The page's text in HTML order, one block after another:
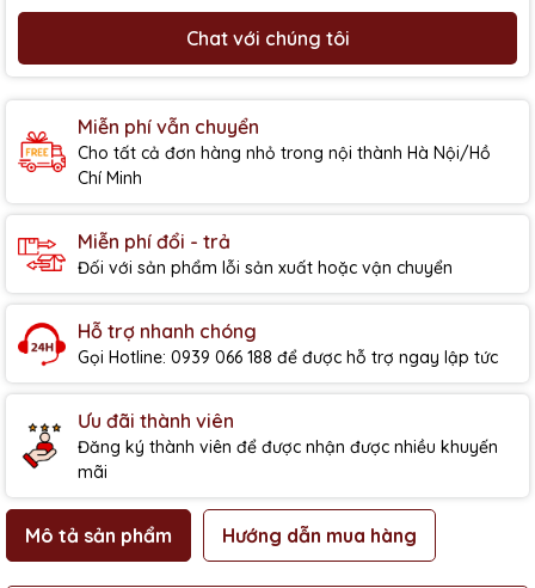
Chat với chúng tôi
Miễn phí vẫn chuyển
Cho tất cả đơn hàng nhỏ trong nội thành Hà Nội/Hồ
Chí Minh
Miễn phí đổi - trả
Đối với sản phẩm lỗi sản xuất hoặc vận chuyển
Hỗ trợ nhanh chóng
Gọi Hotline: 0939 066 188 để được hỗ trợ ngay lập tức
Ưu đãi thành viên
Đăng ký thành viên để được nhận được nhiều khuyến
mãi
Mô tả sản phẩm Hướng dẫn mua hàng